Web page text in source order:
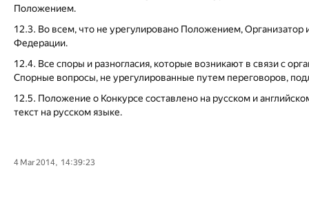
Положением.
12.3. Во всем, что не урегулировано Положением,
Федерации.
12.4. Все споры и разногласия, которые возникают в связи с
Спорные вопросы, не урегулированные путем переговоров,
12.5. Положение о Конкурсе составлено на русском и
текст на русском языке.
4 Mar 2014, 14:39:23